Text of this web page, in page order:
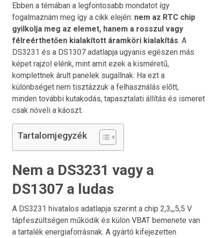
Ebben a témában a legfontosabb mondatot így
fogalmaznám meg így a cikk elején: nem az RTC chip
gyilkolja meg az elemet, hanem a rosszul vagy
félreérthetően kialakított áramköri kialakítás. A
DS3231 és a DS1307 adatlapja ugyanis egészen más
képet rajzol elénk, mint amit ezek a kisméretű,
komplettnek árult panelek sugallnak. Ha ezt a
különbséget nem tisztázzuk a felhasználás előtt,
minden további kutakodás, tapasztalati állítás és ismeret
csak növeli a káoszt.
Tartalomjegyzék
Nem a DS3231 vagy a
DS1307 a ludas
A DS3231 hivatalos adatlapja szerint a chip 2,3,,,5,5 V
tápfeszültségen működik és külön VBAT bemenete van
a tartalék energiaforrásnak. A gyártó kifejezetten